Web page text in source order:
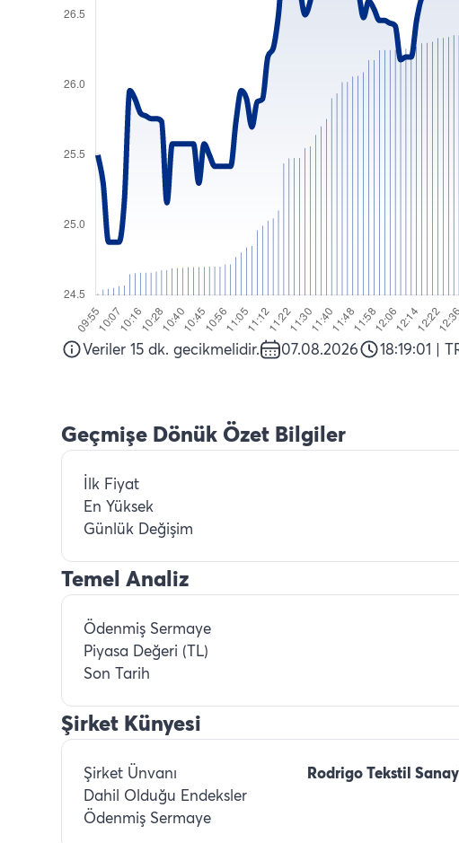
Veriler 15 dk. gecikmelidir. 07.08.2026 18:19:01 |
Geçmişe Dönük Özet Bilgiler
İlk Fiyat
En Yüksek
Günlük Değişim
Temel Analiz
Ödenmiş Sermaye
Piyasa Değeri (TL)
Son Tarih
Şirket Künyesi
Şirket Ünvanı
Rodrigo Tekstil
Dahil Olduğu Endeksler
Ödenmiş Sermaye